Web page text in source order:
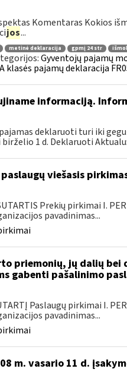
Komentaras Kokios
jos...
metinė deklaracija gpmį 24 str
Gyventojų pajamų
klasės pajamų deklaracija
informaciją.
deklaruoti turi iki
1 d. Deklaruoti
viešasis
Prekių pirkimai I.
pavadinimas...
priemonių, jų dalių bei
gabenti pašalinimo
Paslaugų pirkimai I.
pavadinimas...
m. vasario 11 d.